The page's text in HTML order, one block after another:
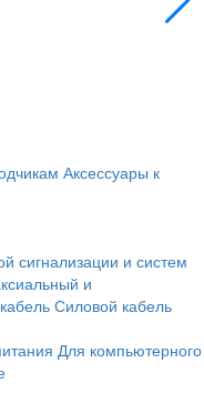
Аксессуары к
сигнализации и систем
и
Силовой кабель
Для компьютерного